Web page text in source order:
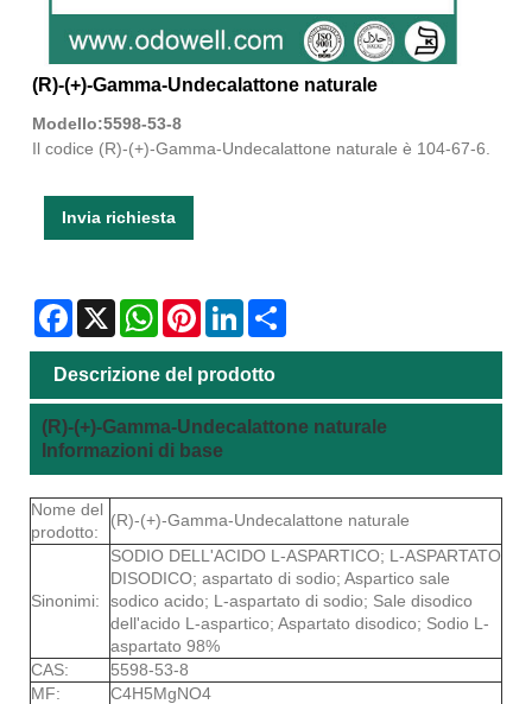
(R)-(+)-Gamma-Undecalattone naturale
Modello:5598-53-8
Il codice (R)-(+)-Gamma-Undecalattone naturale è 104-67-6.
Invia richiesta
Facebook
X WhatsAppPinterestLinkedIn
Descrizione del prodotto
(R)-(+)-Gamma-Undecalattone naturale
Informazioni di base
Nome del
prodotto:
(R)-(+)-Gamma-Undecalattone naturale
Sinonimi:
SODIO DELL'ACIDO L-ASPARTICO; L-ASPARTATO
DISODICO; aspartato di sodio; Aspartico sale
sodico acido; L-aspartato di sodio; Sale disodico
dell'acido L-aspartico; Aspartato disodico; Sodio L-
aspartato 98%
CAS:
5598-53-8
MF:
C4H5MgNO4